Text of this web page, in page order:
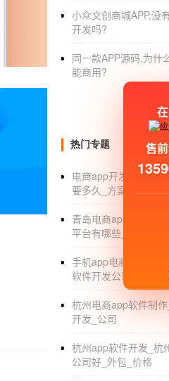
产品推广出口。根据
名品牌，推广公司产
经验。运营推广服务
APP开发公司
小众文创商城APP,没
开发吗?
同一款APP源码,为什
能商用?
热门专题
电商app开发周期_电
要多久_方案_价格
青岛电商app制作_青
平台有哪些_公司
手机app电商软件开发
软件开发公司_教程
杭州电商app软件制
开发_公司
杭州app软件开发_杭
公司好_外包_价格
售